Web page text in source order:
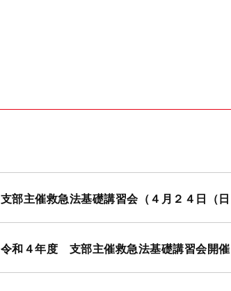
支部主催救急法基礎講習会（４月２４日（
令和４年度 支部主催救急法基礎講習会開